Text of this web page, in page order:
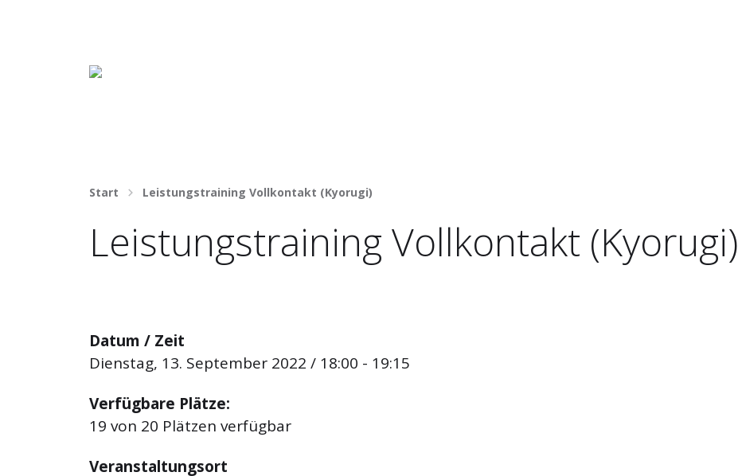
Häng nicht rum. Mach was draus!
Start Leistungstraining Vollkontakt (Kyorugi)
Leistungstraining Vollkontakt (Kyorugi)
Datum / Zeit
Dienstag, 13. September 2022 / 18:00 - 19:15
Verfügbare Plätze:
19 von 20 Plätzen verfügbar
Veranstaltungsort